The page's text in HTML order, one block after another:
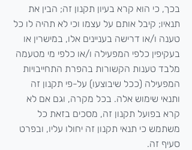
בכך, כי הוא קרא בעיון תקנון זה; הבין את
תנאיו; קיבל אותם על עצמו וכי לא תהיה לו כל
טענה ו/או דרישה בעניינים אלו, במישרין או
בעקיפין כלפי המפעילה ו/או כלפי מי מטעמה
מלבד טענות הקשורות בהפרת התחייבויות
המפעילה (ככל שיבוצעו) על-פי תקנון זה
ותנאי שימוש אלה. בכל מקרה, וגם אם לא
קרא בפועל תקנון זה, מסכים בזאת כל
משתמש כי תנאי תקנון זה יחולו עליו, ובפרט
סעיף זה.